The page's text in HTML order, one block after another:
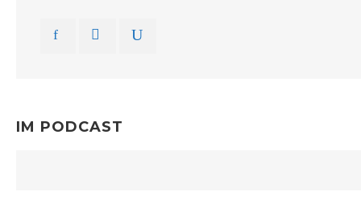
IM PODCAST